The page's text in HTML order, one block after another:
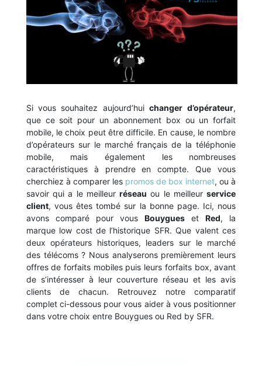
Si vous souhaitez aujourd’hui changer d’opérateur,
que ce soit pour un abonnement box ou un forfait
mobile, le choix peut être difficile. En cause, le nombre
d’opérateurs sur le marché français de la téléphonie
mobile, mais également les nombreuses
caractéristiques à prendre en compte. Que vous
cherchiez à comparer les promos de box internet, ou à
savoir qui a le meilleurréseau ou le meilleurservice
client, vous êtes tombé sur la bonne page. Ici, nous
avons comparé pour vousBouygues etRed, la
marque low cost de l’historique SFR. Que valent ces
deux opérateurs historiques, leaders sur le marché
des télécoms ? Nous analyserons premièrement leurs
offres de forfaits mobiles puis leurs forfaits box, avant
de s’intéresser à leur couverture réseau et les avis
clients de chacun. Retrouvez notre comparatif
complet ci-dessous pour vous aider à vous positionner
dans votre choix entre Bouygues ou Red by SFR.